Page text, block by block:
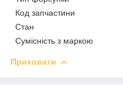
Код запчастини
Стан
Сумісність з маркою
Приховати